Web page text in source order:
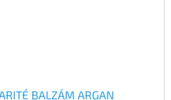
BALZÁM ARGAN